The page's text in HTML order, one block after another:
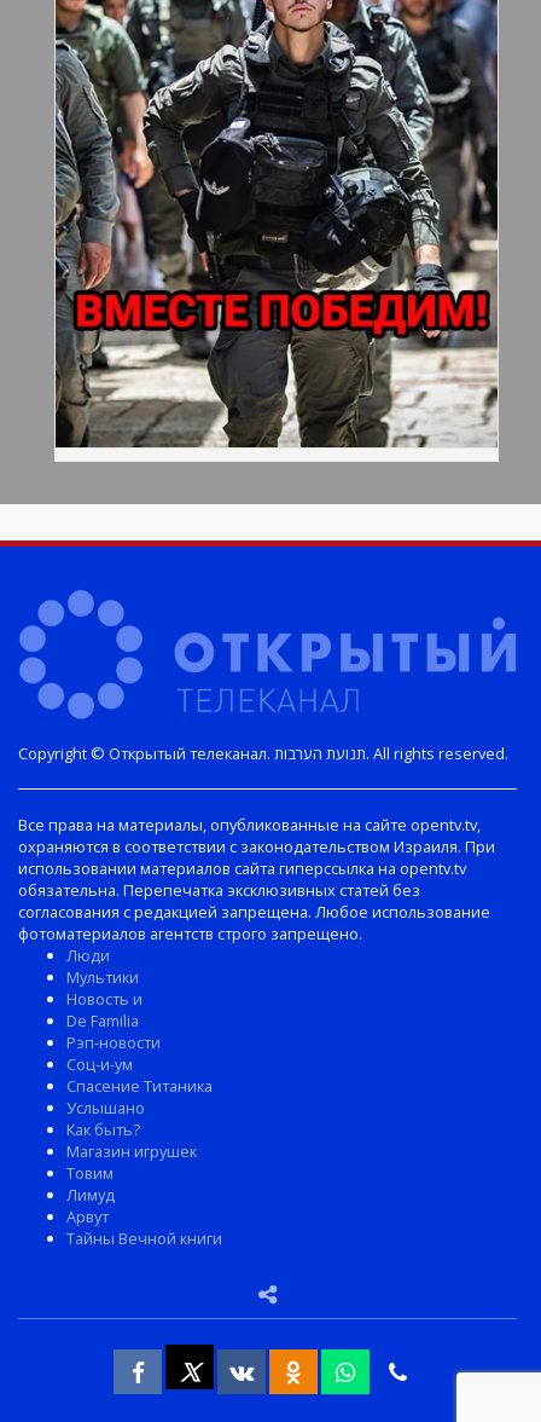
Copyright © Открытый телеканал. תנועת הערבות. All rights reserved.
Все права на материалы, опубликованные на сайте opentv.tv,
охраняются в соответствии с законодательством Израиля. При
использовании материалов сайта гиперссылка на opentv.tv
обязательна. Перепечатка эксклюзивных статей без
согласования с редакцией запрещена. Любое использование
фотоматериалов агентств строго запрещено.
Люди
Мультики
Новость и
De Familia
Рэп-новости
Соц-и-ум
Спасение Титаника
Услышано
Как быть?
Магазин игрушек
Товим
Лимуд
Арвут
Тайны Вечной книги